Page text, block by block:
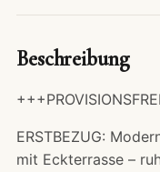
Beschreibung
ERSTBEZUG:
mit Eckterrasse –